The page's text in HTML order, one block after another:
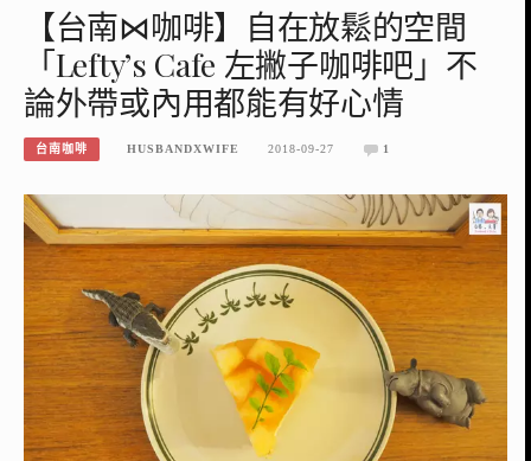
【台南⋈咖啡】自在放鬆的空間
「Lefty’s Cafe 左撇子咖啡吧」不
論外帶或內用都能有好心情
台南咖啡 HUSBANDXWIFE 2018-09-27 1